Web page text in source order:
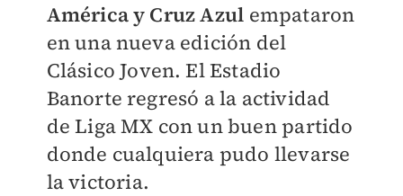
América y Cruz Azul empataron
en una nueva edición del
Clásico Joven. El Estadio
Banorte regresó a la actividad
de Liga MX con un buen partido
donde cualquiera pudo llevarse
la victoria.